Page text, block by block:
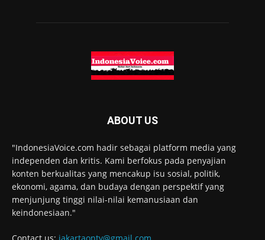
ABOUT US
"IndonesiaVoice.com hadir sebagai platform media yang
independen dan kritis. Kami berfokus pada penyajian
konten berkualitas yang mencakup isu sosial, politik,
ekonomi, agama, dan budaya dengan perspektif yang
menjunjung tinggi nilai-nilai kemanusiaan dan
keindonesiaan."